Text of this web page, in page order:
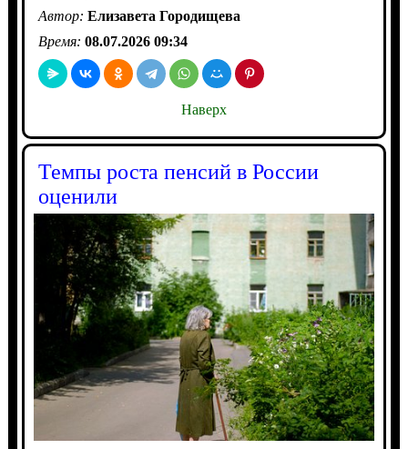
Автор: Елизавета Городищева
Время: 08.07.2026 09:34
Наверх
Темпы роста пенсий в России
оценили